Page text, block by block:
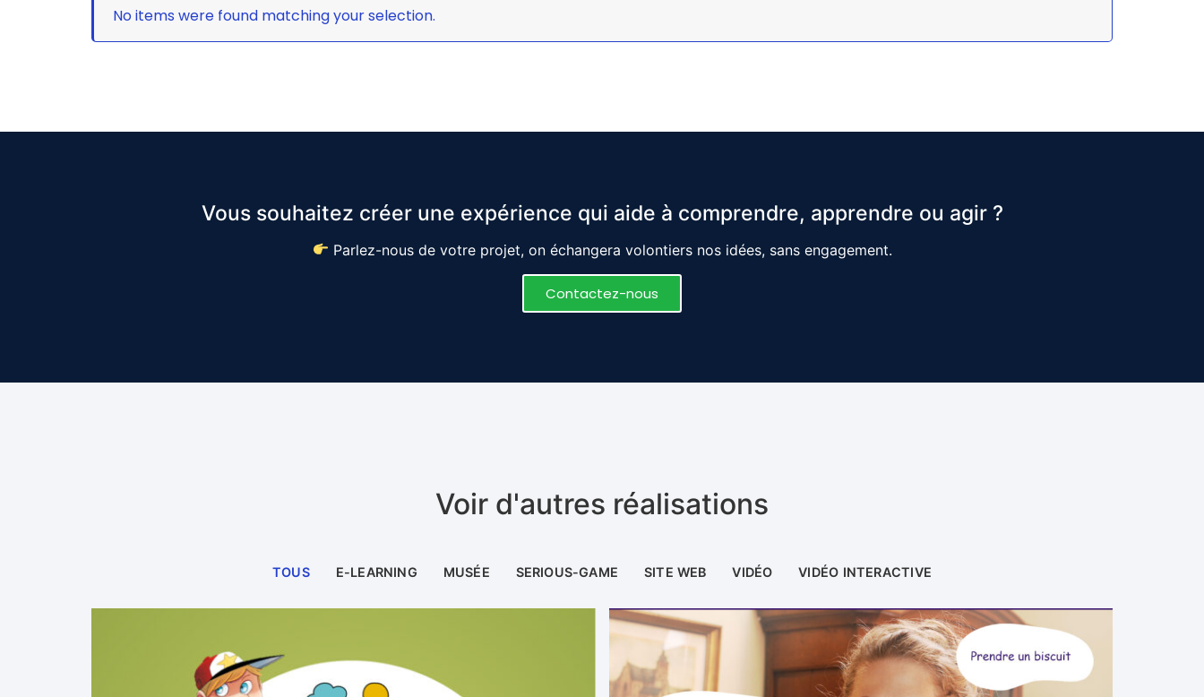
No items were found matching your selection.
Vous souhaitez créer une expérience qui aide à comprendre, apprendre ou agir ?
Parlez-nous de votre projet, on échangera volontiers nos idées, sans engagement.
Contactez-nous
Voir d'autres réalisations
TOUS E-LEARNING MUSÉE SERIOUS-GAME SITE WEB VIDÉO VIDÉO INTERACTIVE